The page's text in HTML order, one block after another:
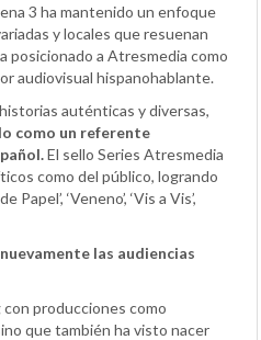
3 ha mantenido un enfoque
y locales que resuenan
posicionado a Atresmedia como
audiovisual hispanohablante.
auténticas y diversas,
como un referente
El sello Series Atresmedia
como del público, logrando
‘Veneno’, ‘Vis a Vis’,
las audiencias
producciones como
que también ha visto nacer